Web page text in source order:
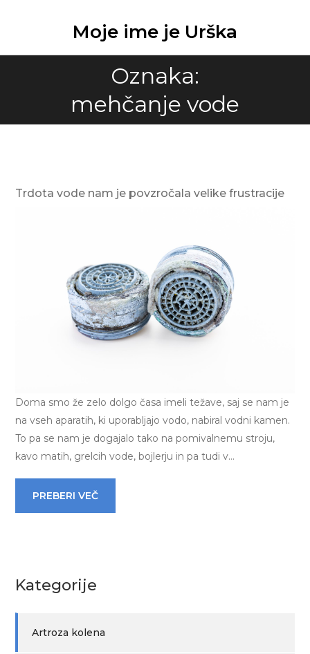
Moje ime je Urška
Oznaka:
mehčanje vode
Trdota vode nam je povzročala velike frustracije
Doma smo že zelo dolgo časa imeli težave, saj se nam je
na vseh aparatih, ki uporabljajo vodo, nabiral vodni kamen.
To pa se nam je dogajalo tako na pomivalnemu stroju,
kavo matih, grelcih vode, bojlerju in pa tudi v…
PREBERI VEČ
Kategorije
Artroza kolena